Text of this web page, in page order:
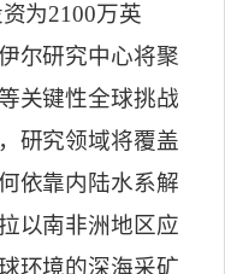
为2100万英
尔研究中心将聚
关键性全球挑战
研究领域将覆盖
依靠内陆水系解
以南非洲地区应
环境的深海采矿